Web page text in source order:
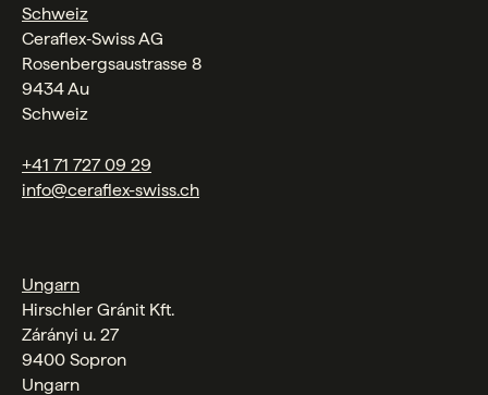
Schweiz
Ceraflex‑Swiss AG
Rosenbergsaustrasse 8
9434 Au
Schweiz
+41 71 727 09 29
info@ceraflex-swiss.ch
Ungarn
Hirschler Gránit Kft.
Zárányi u. 27
9400 Sopron
Ungarn